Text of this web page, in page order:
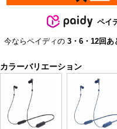
ペイ
今ならペイディの 3・6・12回あ
カラーバリエーション